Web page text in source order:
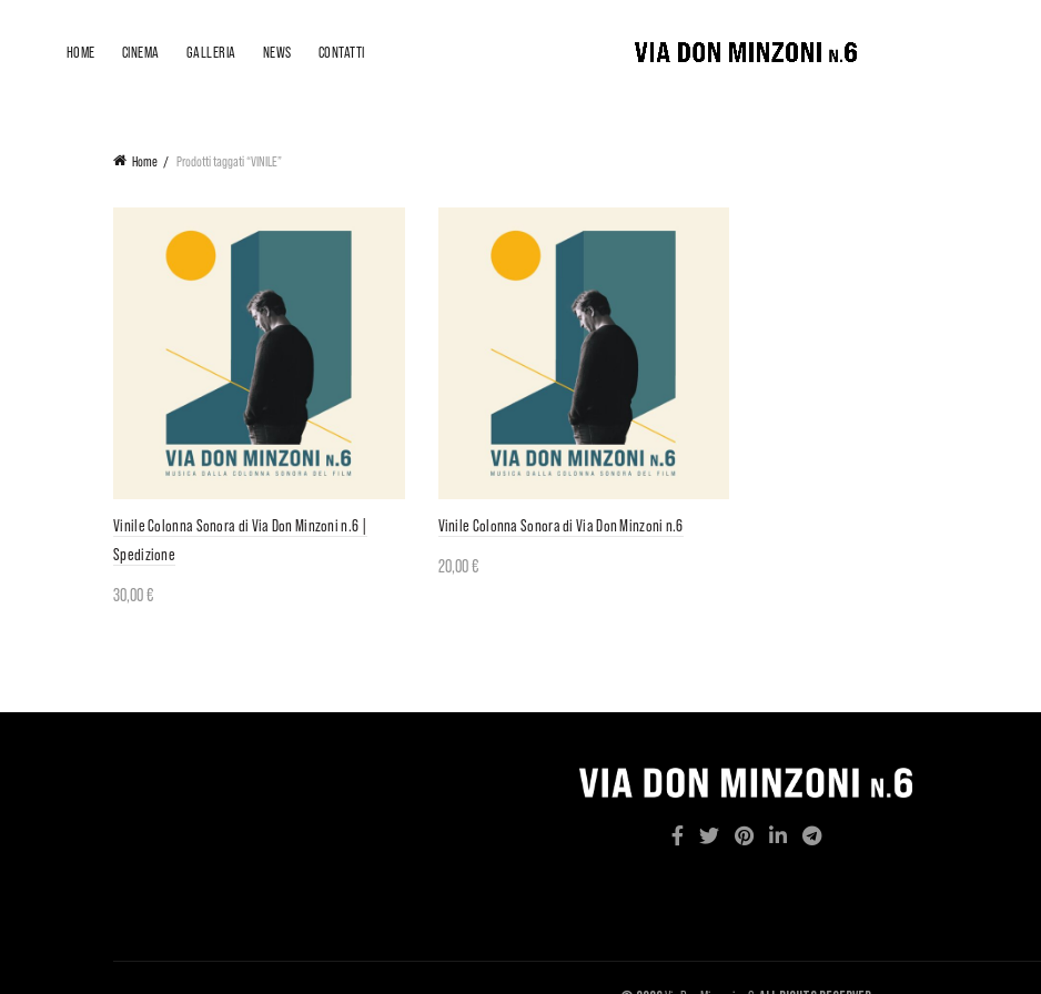
HOME CINEMA GALLERIA NEWS CONTATTI
Home Prodotti taggati “VINILE”
Vinile Colonna Sonora di Via Don Minzoni n.6 |
Spedizione
30,00€
Vinile Colonna Sonora di Via Don Minzoni n.6
20,00€